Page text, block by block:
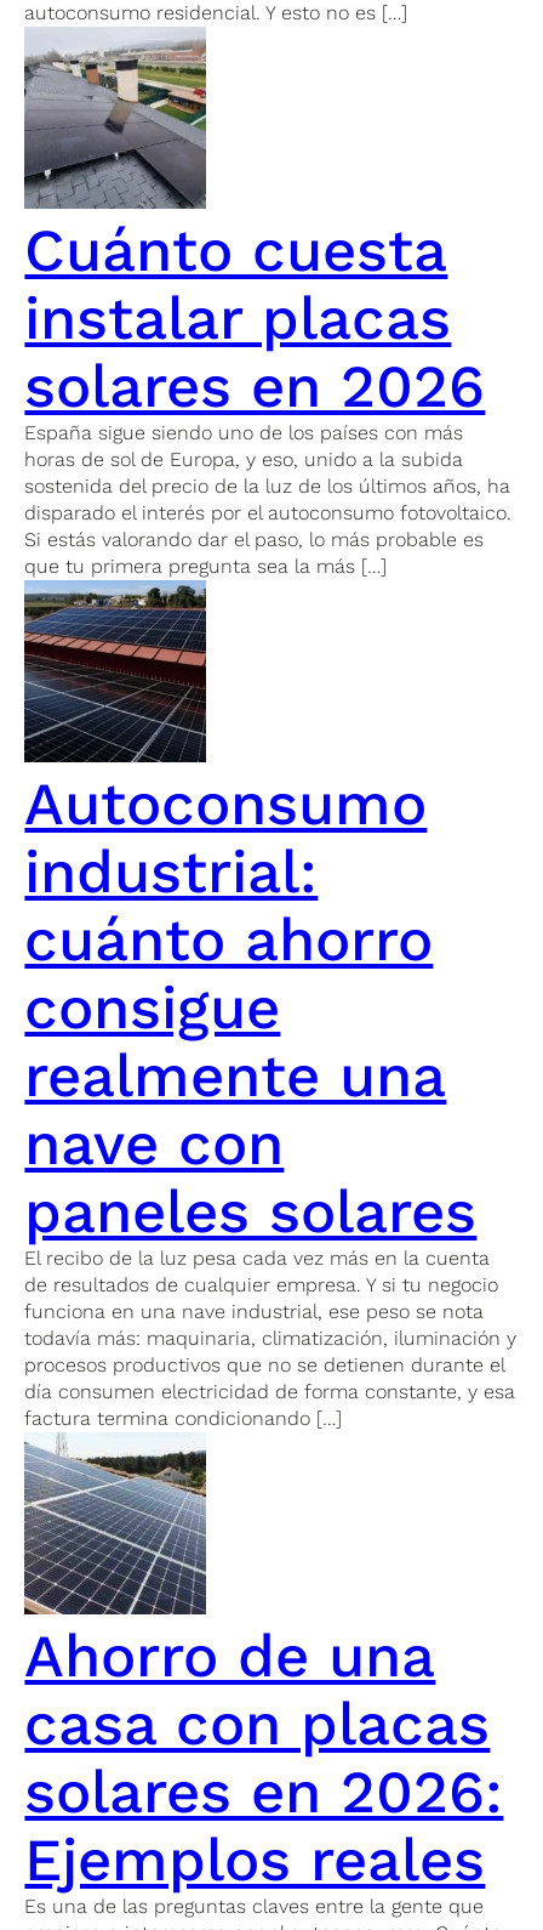
autoconsumo residencial. Y esto no es […]
Cuánto cuesta
instalar placas
solares en 2026
España sigue siendo uno de los países con más
horas de sol de Europa, y eso, unido a la subida
sostenida del precio de la luz de los últimos años, ha
disparado el interés por el autoconsumo fotovoltaico.
Si estás valorando dar el paso, lo más probable es
que tu primera pregunta sea la más […]
Autoconsumo
industrial:
cuánto ahorro
consigue
realmente una
nave con
paneles solares
El recibo de la luz pesa cada vez más en la cuenta
de resultados de cualquier empresa. Y si tu negocio
funciona en una nave industrial, ese peso se nota
todavía más: maquinaria, climatización, iluminación y
procesos productivos que no se detienen durante el
día consumen electricidad de forma constante, y esa
factura termina condicionando […]
Ahorro de una
casa con placas
solares en 2026:
Ejemplos reales
Es una de las preguntas claves entre la gente que